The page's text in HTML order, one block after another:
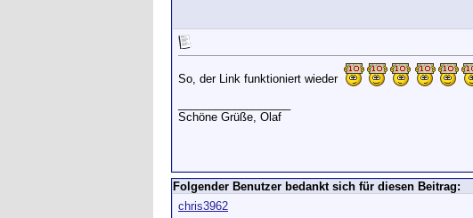
So, der Link funktioniert wieder
Schöne Grüße, Olaf
Folgender Benutzer bedankt sich für diesen Beitrag:
chris3962